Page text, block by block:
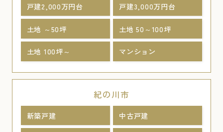
戸建2,000万円台 戸建3,000万円台
土地 ～50坪 土地 50～100坪
土地 100坪～ マンション
紀の川市
新築戸建 中古戸建